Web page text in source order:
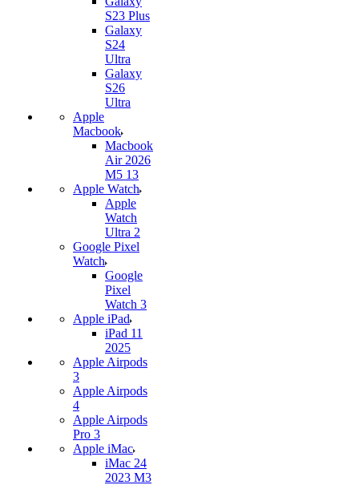
S23 Plus
Galaxy
S24
Ultra
Galaxy
S26
Ultra
Apple
Macbook
Macbook
Air 2026
M5 13
Apple Watch
Apple
Watch
Ultra 2
Google Pixel
Watch
Google
Pixel
Watch 3
Apple iPad
iPad 11
2025
Apple Airpods
3
Apple Airpods
4
Apple Airpods
Pro 3
Apple iMac
iMac 24
2023 M3